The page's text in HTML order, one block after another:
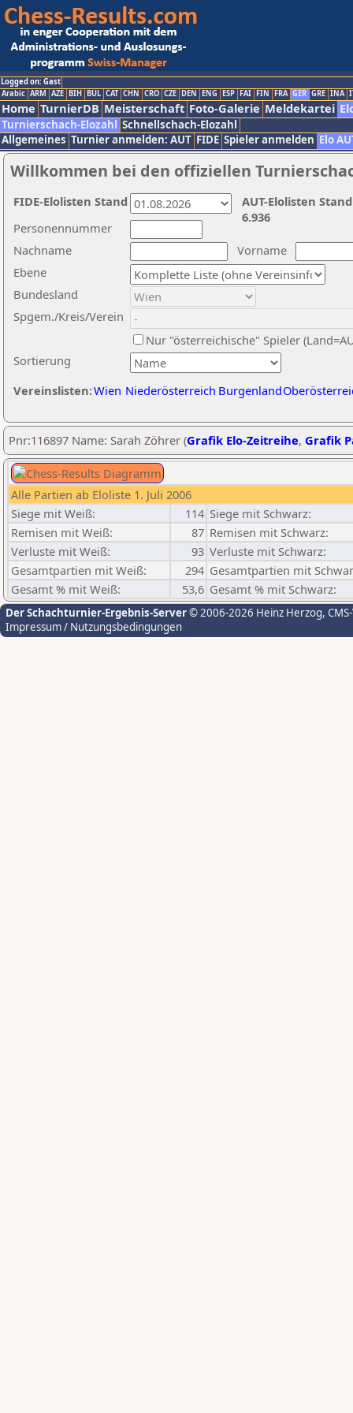
Logged on: Gast
Arabic ARM AZE BIH BUL CAT CHN CRO CZE DEN ENG ESP FAI FIN FRA GER GRE INA
Home TurnierDB Meisterschaft Foto-Galerie Meldekartei
Turnierschach-Elozahl Schnellschach-Elozahl
Allgemeines Turnier anmelden: AUT FIDE Spieler anmelden Elo
Willkommen bei den offiziellen
Nachname
Vorname
Ebene
Sortierung
Personennummer
Bundesland
Spgem./Kreis/Verein
Nur "österreichische" Spieler
Vereinslisten:Wien Niederösterreich Burgenland
AUT-Elolisten
6.936
FIDE-Elolisten Stand
Pnr:116897 Name: Sarah Zöhrer (Grafik Elo-Zeitreihe, Grafik
Alle Partien ab Eloliste 1. Juli 2006
Siege mit Weiß:
114 Siege mit Schwarz:
Remisen mit Weiß:
87 Remisen mit Schwarz:
Verluste mit Weiß:
93 Verluste mit Schwarz:
Gesamtpartien mit Weiß:
294 Gesamtpartien mit
Gesamt % mit Weiß:
53,6 Gesamt % mit Schwarz:
Der Schachturnier-Ergebnis-Server© 2006-2026 Heinz Herzog,
Impressum / Nutzungsbedingungen